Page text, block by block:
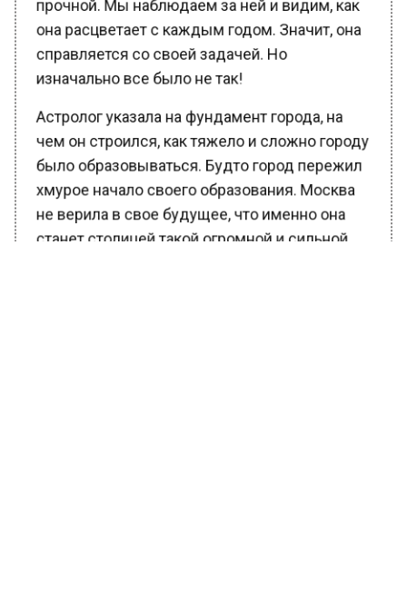
справляется со своей задачей. Но
изначально все было не так!
Астролог указала на фундамент города, на
было образовываться. Будто город пережил
хмурое начало своего образования. Москва
не верила в свое будущее, что именно она
станет столицей такой огромной и сильной
страны.